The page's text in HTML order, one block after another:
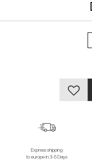
Express shipping
to europe in 3-5 Days